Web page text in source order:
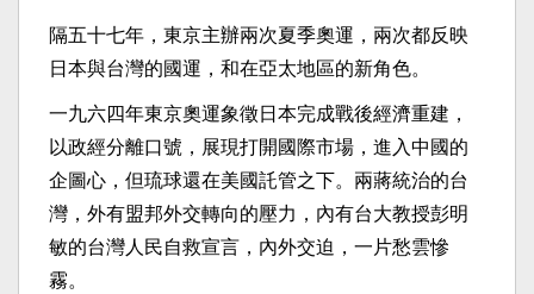
隔五十七年，東京主辦兩次夏季奧運，兩次都反映
日本與台灣的國運，和在亞太地區的新角色。
一九六四年東京奧運象徵日本完成戰後經濟重建，
以政經分離口號，展現打開國際市場，進入中國的
企圖心，但琉球還在美國託管之下。兩蔣統治的台
灣，外有盟邦外交轉向的壓力，內有台大教授彭明
敏的台灣人民自救宣言，內外交迫，一片愁雲慘
霧。